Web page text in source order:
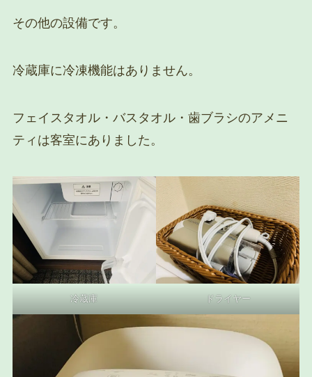
その他の設備です。
冷蔵庫に冷凍機能はありません。
フェイスタオル・バスタオル・歯ブラシのアメニ
ティは客室にありました。
冷蔵庫 ドライヤー